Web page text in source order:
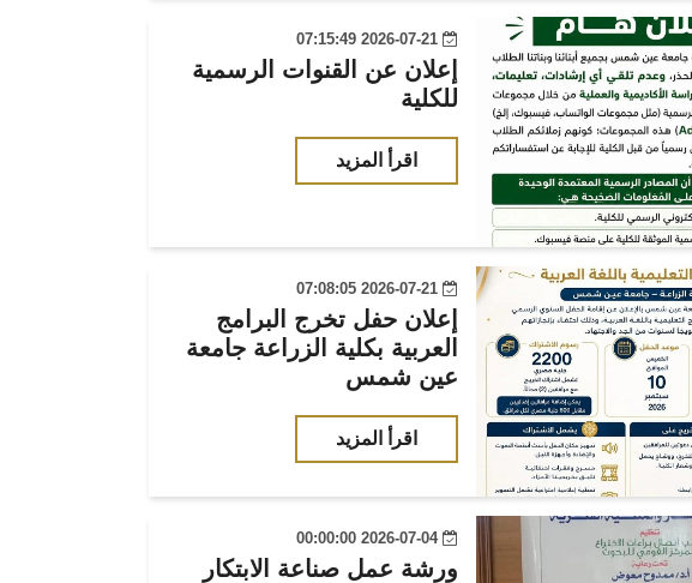
2026-07-21 07:15:49
إعلان عن القنوات الرسمية
للكلية
اقرأ المزيد
2026-07-21 07:08:05
العربية بكلية الزراعة جامعة
عين شمس
اقرأ المزيد
2026-07-04 00:00:00
ورشة عمل صناعة الابتكار